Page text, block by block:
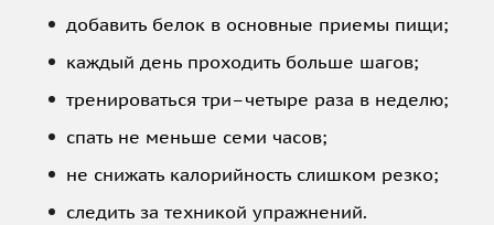
добавить белок в основные приемы пищи;
каждый день проходить больше шагов;
тренироваться три–четыре раза в неделю;
спать не меньше семи часов;
не снижать калорийность слишком резко;
следить за техникой упражнений.